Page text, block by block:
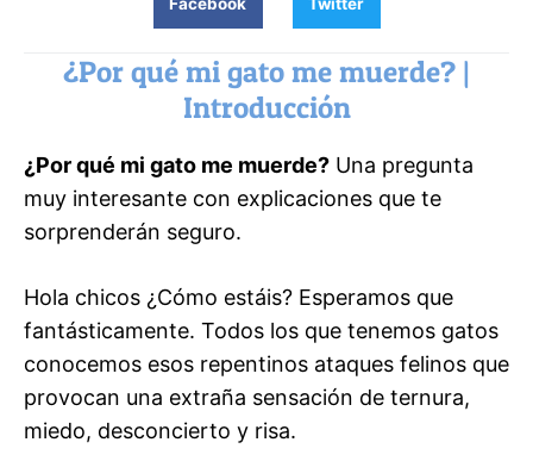
Facebook Twitter
¿Por qué mi gato me muerde? |
Introducción
¿Por qué mi gato me muerde? Una pregunta
muy interesante con explicaciones que te
sorprenderán seguro.
Hola chicos ¿Cómo estáis? Esperamos que
fantásticamente. Todos los que tenemos gatos
conocemos esos repentinos ataques felinos que
provocan una extraña sensación de ternura,
miedo, desconcierto y risa.